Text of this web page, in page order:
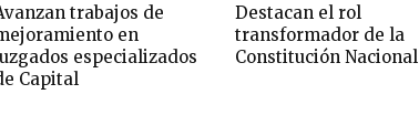
trabajos de
en
especializados
Capital
Destacan el rol
transformador de la
Constitución Nacional